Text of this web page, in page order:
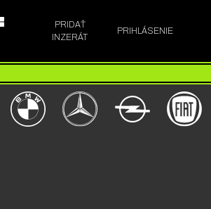
PRIDAŤ
INZERÁT
PRIHLÁSENIE